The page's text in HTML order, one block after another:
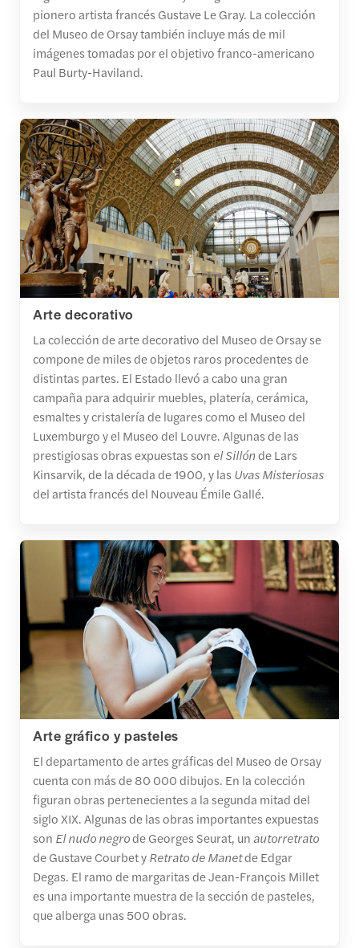
pionero artista francés Gustave Le Gray. La colección
del Museo de Orsay también incluye más de mil
imágenes tomadas por el objetivo franco-americano
Paul Burty-Haviland.
Arte decorativo
La colección de arte decorativo del Museo de Orsay se
compone de miles de objetos raros procedentes de
distintas partes. El Estado llevó a cabo una gran
campaña para adquirir muebles, platería, cerámica,
esmaltes y cristalería de lugares como el Museo del
Luxemburgo y el Museo del Louvre. Algunas de las
prestigiosas obras expuestas son el Sillónde Lars
Kinsarvik, de la década de 1900, y las Uvas Misteriosas
del artista francés del Nouveau Émile Gallé.
Arte gráfico y pasteles
El departamento de artes gráficas del Museo de Orsay
cuenta con más de 80 000 dibujos. En la colección
figuran obras pertenecientes a la segunda mitad del
siglo XIX. Algunas de las obras importantes expuestas
son El nudo negrode Georges Seurat, unautorretrato
de Gustave Courbet yRetrato de Manetde Edgar
Degas. El ramo de margaritas de Jean-François Millet
es una importante muestra de la sección de pasteles,
que alberga unas 500 obras.